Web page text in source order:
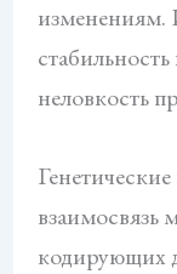
изменениям.
неловкость
взаимосвязь
кодирующих